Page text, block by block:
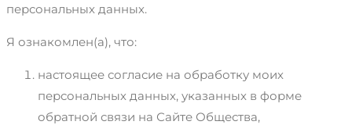
персональных данных.
Я ознакомлен(а), что:
настоящее согласие на обработку моих
персональных данных, указанных в форме
обратной связи на Сайте Общества,